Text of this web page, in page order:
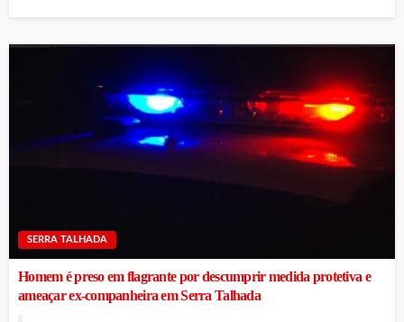
SERRA TALHADA
Homem é preso em flagrante por descumprir medida protetiva e
ameaçar ex-companheira em Serra Talhada